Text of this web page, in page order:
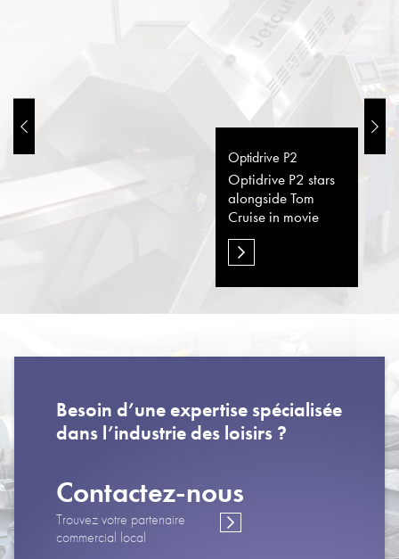
Optidrive P2
Optidrive P2 stars
alongside Tom
Cruise in movie
Besoin d’une expertise spécialisée
dans l’industrie des loisirs ?
Contactez-nous
Trouvez votre partenaire
commercial local